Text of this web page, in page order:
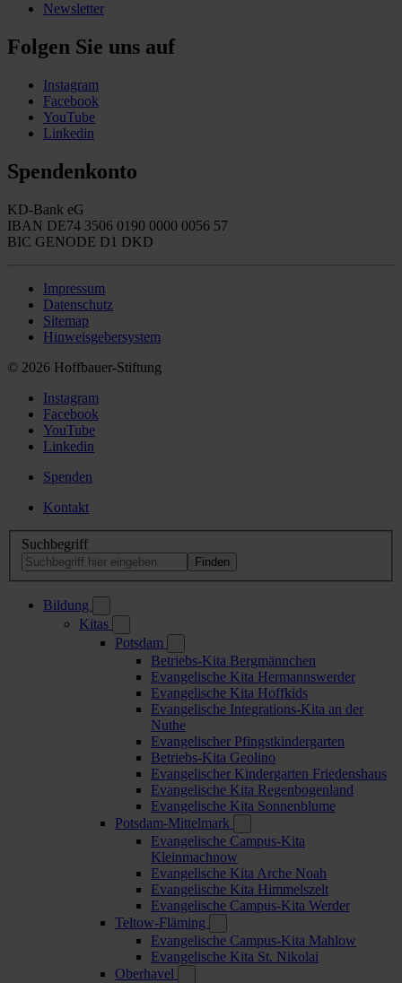
Newsletter
Folgen Sie uns auf
Instagram
Facebook
YouTube
Linkedin
Spendenkonto
KD-Bank eG
IBAN DE74 3506 0190 0000 0056 57
BIC GENODE D1 DKD
Impressum
Datenschutz
Sitemap
Hinweisgebersystem
© 2026 Hoffbauer-Stiftung
Instagram
Facebook
YouTube
Linkedin
Spenden
Kontakt
Suchbegriff
Bildung
Kitas
Potsdam
Betriebs-Kita Bergmännchen
Evangelische Kita Hermannswerder
Evangelische Kita Hoffkids
Evangelische Integrations-Kita an der
Nuthe
Evangelischer Pfingstkindergarten
Betriebs-Kita Geolino
Evangelischer Kindergarten Friedenshaus
Evangelische Kita Regenbogenland
Evangelische Kita Sonnenblume
Potsdam-Mittelmark
Evangelische Campus-Kita
Kleinmachnow
Evangelische Kita Arche Noah
Evangelische Kita Himmelszelt
Evangelische Campus-Kita Werder
Teltow-Fläming
Evangelische Campus-Kita Mahlow
Evangelische Kita St. Nikolai
Oberhavel